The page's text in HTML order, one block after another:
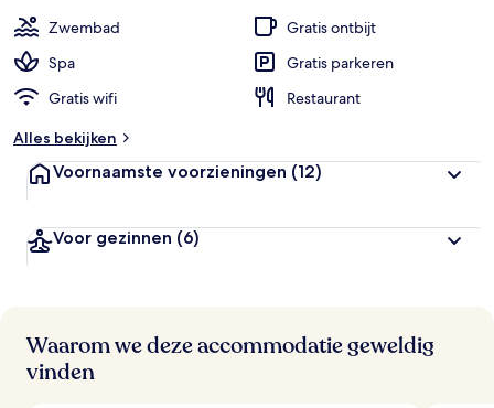
Zwembad
Gratis ontbijt
Spa
Gratis parkeren
Gratis wifi
Restaurant
Alles bekijken
Voornaamste voorzieningen (12)
Voor gezinnen (6)
Waarom we deze accommodatie geweldig
vinden